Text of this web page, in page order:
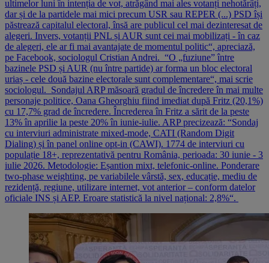
ultimelor luni în intenția de vot, atrăgând mai ales votanți nehotărâți,
dar și de la partidele mai mici precum USR sau REPER (...) PSD își
păstrează capitalul electoral, însă are publicul cel mai dezinteresat de
alegeri. Invers, votanții PNL și AUR sunt cei mai mobilizați - în caz
de alegeri, ele ar fi mai avantajate de momentul politic“, apreciază,
pe Facebook, sociologul Cristian Andrei. “O „fuziune” între
bazinele PSD și AUR (nu între partide) ar forma un bloc electoral
uriaș - cele două bazine electorale sunt complementare“, mai scrie
sociologul. Sondajul ARP măsoară gradul de încredere în mai multe
personaje politice, Oana Gheorghiu fiind imediat după Fritz (20,1%)
cu 17,7% grad de încredere. Încrederea în Fritz a sărit de la peste
13% în aprilie la peste 20% în iunie-iulie. ARP precizează: “Sondaj
cu interviuri administrate mixed-mode, CATI (Random Digit
Dialing) și în panel online opt-in (CAWI). 1774 de interviuri cu
populație 18+, reprezentativă pentru România, perioada: 30 iunie - 3
iulie 2026. Metodologie: Eșantion mixt, telefonic-online. Ponderare
two-phase weighting, pe variabilele vârstă, sex, educație, mediu de
rezidență, regiune, utilizare internet, vot anterior – conform datelor
oficiale INS și AEP. Eroare statistică la nivel național: 2,8%“.